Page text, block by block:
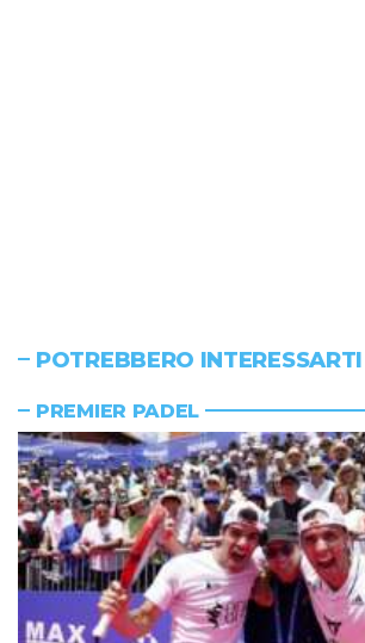
POTREBBERO INTERESSARTI
PREMIER PADEL